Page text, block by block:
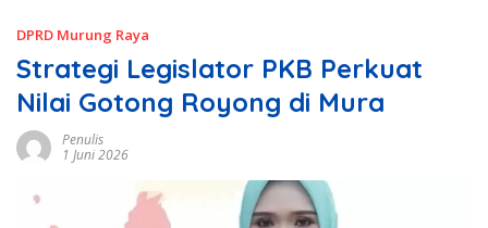
DPRD Murung Raya
Strategi Legislator PKB Perkuat
Nilai Gotong Royong di Mura
Penulis
1 Juni 2026